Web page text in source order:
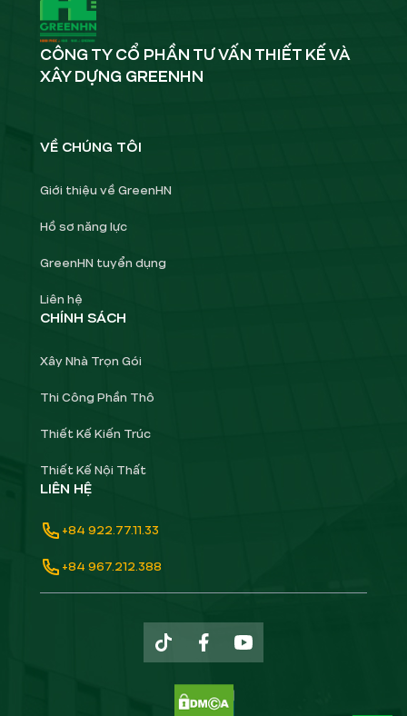
CÔNG TY CỔ PHẦN TƯ VẤN THIẾT KẾ VÀ
XÂY DỰNG GREENHN
VỀ CHÚNG TÔI
Giới thiệu về GreenHN
Hồ sơ năng lực
GreenHN tuyển dụng
Liên hệ
CHÍNH SÁCH
Xây Nhà Trọn Gói
Thi Công Phần Thô
Thiết Kế Kiến Trúc
Thiết Kế Nội Thất
LIÊN HỆ
+84 922.77.11.33
+84 967.212.388